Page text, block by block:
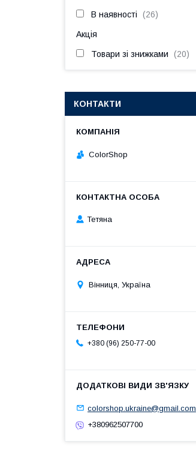
В наявності 26
Акція
Товари зі знижками 20
КОНТАКТИ
ColorShop
Тетяна
Вінниця, Україна
+380 (96) 250-77-00
colorshop.ukraine@gmail.com
+380962507700